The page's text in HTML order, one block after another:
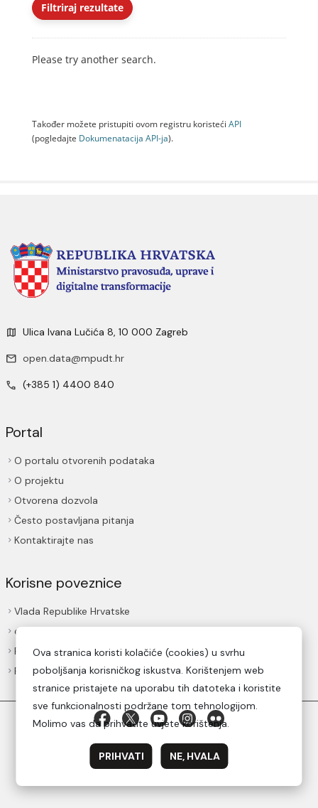
Filtriraj rezultate
Please try another search.
Također možete pristupiti ovom registru koristeći API
(pogledajte Dokumenаtаcijа API-jа).